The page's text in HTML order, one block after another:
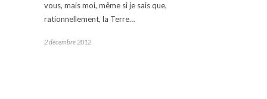
vous, mais moi, même si je sais que,
rationnellement, la Terre…
2 décembre 2012